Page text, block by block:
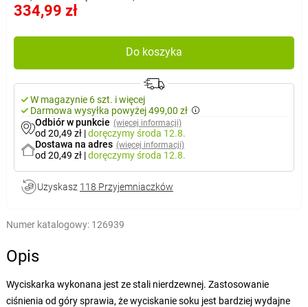
334,99 zł
Do koszyka
W magazynie 6 szt. i więcej
Darmowa wysyłka powyżej 499,00 zł
Odbiór w punkcie (więcej informacji)
od 20,49 zł |doręczymyśroda 12.8.
Dostawa na adres (więcej informacji)
od 20,49 zł |doręczymyśroda 12.8.
Uzyskasz 118 Przyjemniaczków
Numer katalogowy: 126939
Opis
Wyciskarka wykonana jest ze stali nierdzewnej. Zastosowanie
ciśnienia od góry sprawia, że wyciskanie soku jest bardziej wydajne